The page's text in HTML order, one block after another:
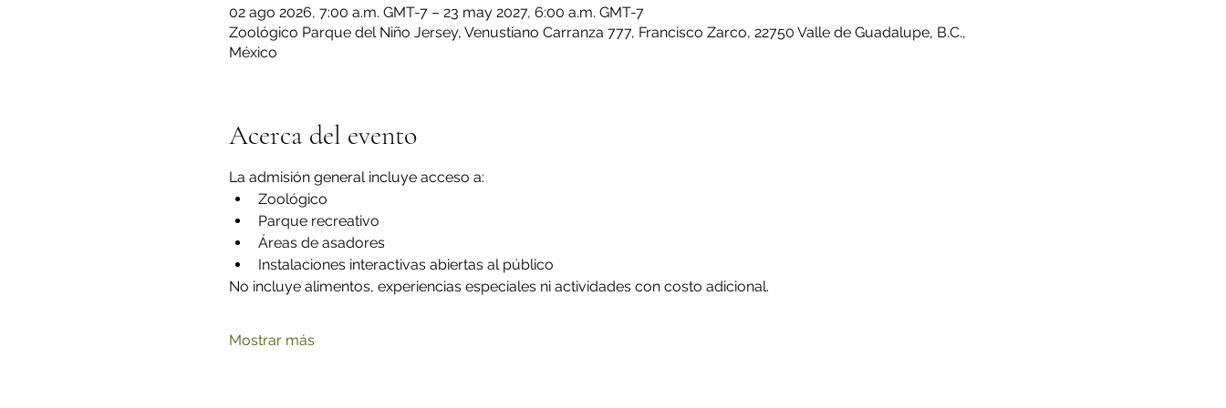
02 ago 2026, 7:00 a.m. GMT-7 – 23 may 2027, 6:00 a.m. GMT-7
Zoológico Parque del Niño Jersey, Venustiano Carranza 777, Francisco Zarco, 22750 Valle de Guadalupe, B.C.,
México
Acerca del evento
La admisión general incluye acceso a:
Zoológico
Parque recreativo
Áreas de asadores
Instalaciones interactivas abiertas al público
No incluye alimentos, experiencias especiales ni actividades con costo adicional.
Mostrar más